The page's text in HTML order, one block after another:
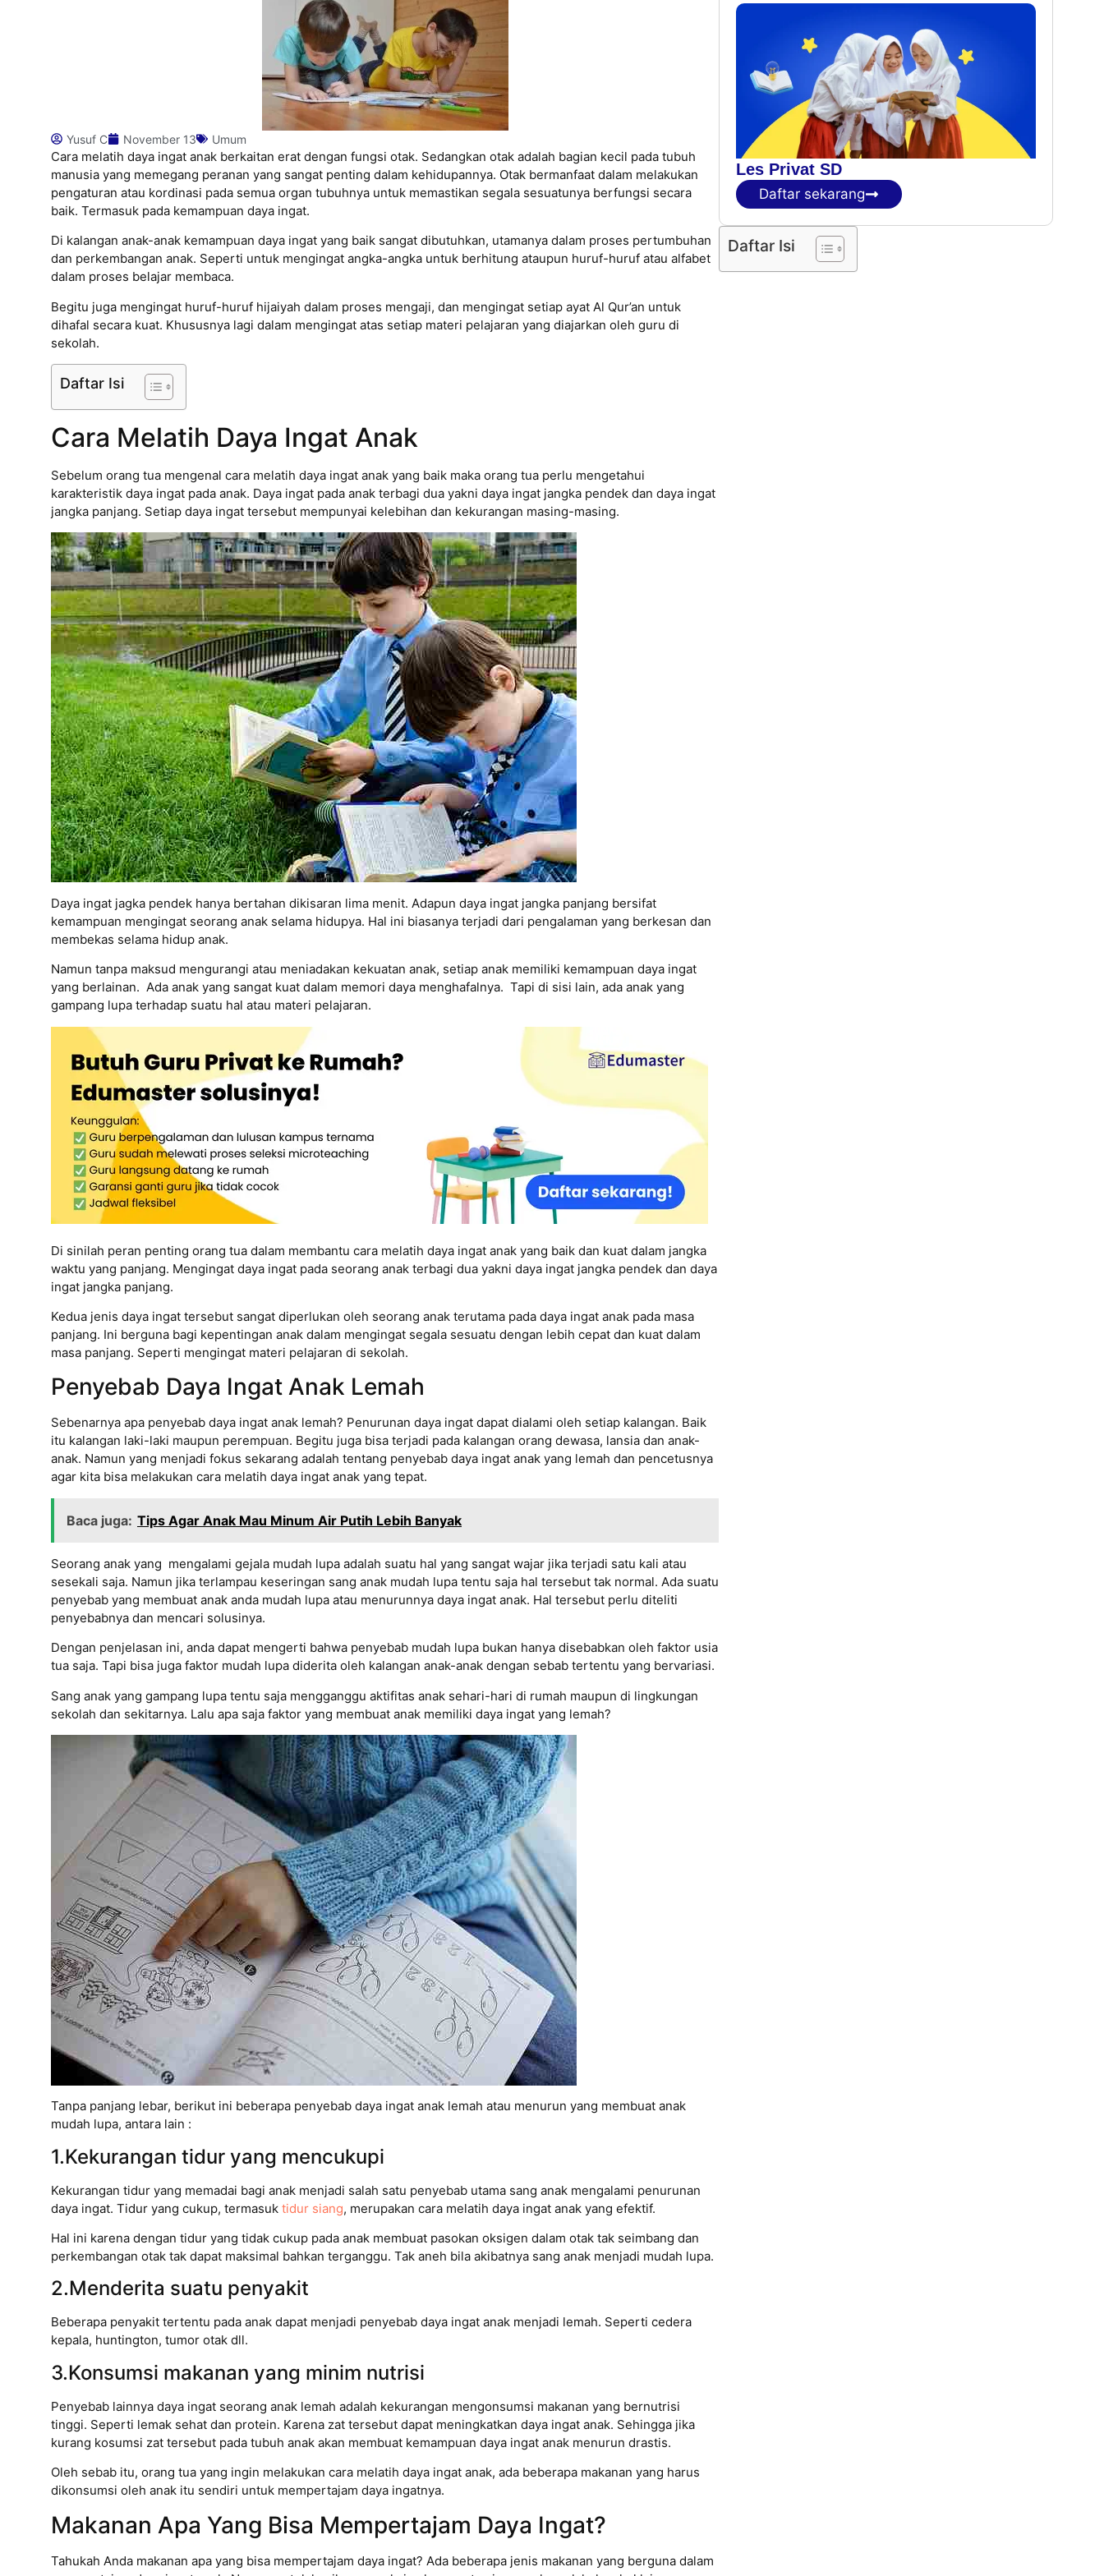
Yusuf C November 13 Umum
Cara melatih daya ingat anak berkaitan erat dengan fungsi otak. Sedangkan otak adalah bagian kecil pada tubuh
manusia yang memegang peranan yang sangat penting dalam kehidupannya. Otak bermanfaat dalam melakukan
pengaturan atau kordinasi pada semua organ tubuhnya untuk memastikan segala sesuatunya berfungsi secara
baik. Termasuk pada kemampuan daya ingat.
Di kalangan anak-anak kemampuan daya ingat yang baik sangat dibutuhkan, utamanya dalam proses pertumbuhan
dan perkembangan anak. Seperti untuk mengingat angka-angka untuk berhitung ataupun huruf-huruf atau alfabet
dalam proses belajar membaca.
Begitu juga mengingat huruf-huruf hijaiyah dalam proses mengaji, dan mengingat setiap ayat Al Qur’an untuk
dihafal secara kuat. Khususnya lagi dalam mengingat atas setiap materi pelajaran yang diajarkan oleh guru di
sekolah.
Daftar Isi
Cara Melatih Daya Ingat Anak
Sebelum orang tua mengenal cara melatih daya ingat anak yang baik maka orang tua perlu mengetahui
karakteristik daya ingat pada anak. Daya ingat pada anak terbagi dua yakni daya ingat jangka pendek dan daya ingat
jangka panjang. Setiap daya ingat tersebut mempunyai kelebihan dan kekurangan masing-masing.
Daya ingat jagka pendek hanya bertahan dikisaran lima menit. Adapun daya ingat jangka panjang bersifat
kemampuan mengingat seorang anak selama hidupya. Hal ini biasanya terjadi dari pengalaman yang berkesan dan
membekas selama hidup anak.
Namun tanpa maksud mengurangi atau meniadakan kekuatan anak, setiap anak memiliki kemampuan daya ingat
yang berlainan. Ada anak yang sangat kuat dalam memori daya menghafalnya. Tapi di sisi lain, ada anak yang
gampang lupa terhadap suatu hal atau materi pelajaran.
Di sinilah peran penting orang tua dalam membantu cara melatih daya ingat anak yang baik dan kuat dalam jangka
waktu yang panjang. Mengingat daya ingat pada seorang anak terbagi dua yakni daya ingat jangka pendek dan daya
ingat jangka panjang.
Kedua jenis daya ingat tersebut sangat diperlukan oleh seorang anak terutama pada daya ingat anak pada masa
panjang. Ini berguna bagi kepentingan anak dalam mengingat segala sesuatu dengan lebih cepat dan kuat dalam
masa panjang. Seperti mengingat materi pelajaran di sekolah.
Penyebab Daya Ingat Anak Lemah
Sebenarnya apa penyebab daya ingat anak lemah? Penurunan daya ingat dapat dialami oleh setiap kalangan. Baik
itu kalangan laki-laki maupun perempuan. Begitu juga bisa terjadi pada kalangan orang dewasa, lansia dan anak-
anak. Namun yang menjadi fokus sekarang adalah tentang penyebab daya ingat anak yang lemah dan pencetusnya
agar kita bisa melakukan cara melatih daya ingat anak yang tepat.
Baca juga: Tips Agar Anak Mau Minum Air Putih Lebih Banyak
Seorang anak yang mengalami gejala mudah lupa adalah suatu hal yang sangat wajar jika terjadi satu kali atau
sesekali saja. Namun jika terlampau keseringan sang anak mudah lupa tentu saja hal tersebut tak normal. Ada suatu
penyebab yang membuat anak anda mudah lupa atau menurunnya daya ingat anak. Hal tersebut perlu diteliti
penyebabnya dan mencari solusinya.
Dengan penjelasan ini, anda dapat mengerti bahwa penyebab mudah lupa bukan hanya disebabkan oleh faktor usia
tua saja. Tapi bisa juga faktor mudah lupa diderita oleh kalangan anak-anak dengan sebab tertentu yang bervariasi.
Sang anak yang gampang lupa tentu saja mengganggu aktifitas anak sehari-hari di rumah maupun di lingkungan
sekolah dan sekitarnya. Lalu apa saja faktor yang membuat anak memiliki daya ingat yang lemah?
Tanpa panjang lebar, berikut ini beberapa penyebab daya ingat anak lemah atau menurun yang membuat anak
mudah lupa, antara lain :
1.Kekurangan tidur yang mencukupi
Kekurangan tidur yang memadai bagi anak menjadi salah satu penyebab utama sang anak mengalami penurunan
daya ingat. Tidur yang cukup, termasuk tidur siang, merupakan cara melatih daya ingat anak yang efektif.
Hal ini karena dengan tidur yang tidak cukup pada anak membuat pasokan oksigen dalam otak tak seimbang dan
perkembangan otak tak dapat maksimal bahkan terganggu. Tak aneh bila akibatnya sang anak menjadi mudah lupa.
2.Menderita suatu penyakit
Beberapa penyakit tertentu pada anak dapat menjadi penyebab daya ingat anak menjadi lemah. Seperti cedera
kepala, huntington, tumor otak dll.
3.Konsumsi makanan yang minim nutrisi
Penyebab lainnya daya ingat seorang anak lemah adalah kekurangan mengonsumsi makanan yang bernutrisi
tinggi. Seperti lemak sehat dan protein. Karena zat tersebut dapat meningkatkan daya ingat anak. Sehingga jika
kurang kosumsi zat tersebut pada tubuh anak akan membuat kemampuan daya ingat anak menurun drastis.
Oleh sebab itu, orang tua yang ingin melakukan cara melatih daya ingat anak, ada beberapa makanan yang harus
dikonsumsi oleh anak itu sendiri untuk mempertajam daya ingatnya.
Makanan Apa Yang Bisa Mempertajam Daya Ingat?
Tahukah Anda makanan apa yang bisa mempertajam daya ingat? Ada beberapa jenis makanan yang berguna dalam
Les Privat SD
Daftar sekarang
Daftar Isi